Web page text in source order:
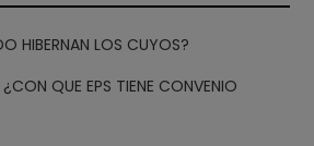
HIBERNAN LOS CUYOS?
¿CON QUE EPS TIENE CONVENIO